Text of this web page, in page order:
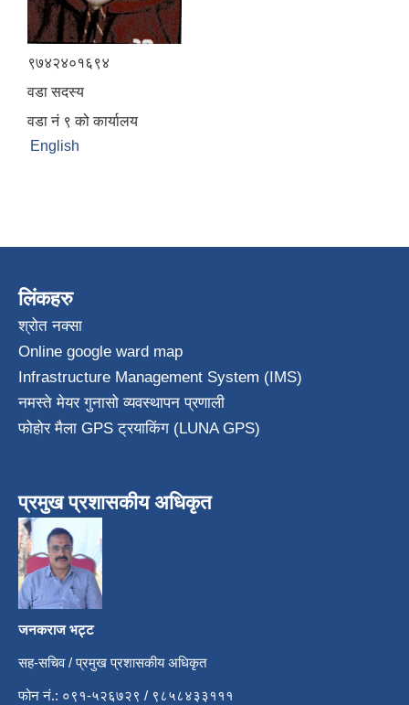
९७४२४०१६९४
वडा सदस्य
वडा नं ९ को कार्यालय
English
लिंकहरु
श्रोत नक्सा
Online google ward map
Infrastructure Management System (IMS)
नमस्ते मेयर गुनासो व्यवस्थापन प्रणाली
फोहोर मैला GPS ट्रयाकिंग (LUNA GPS)
प्रमुख प्रशासकीय अधिकृत
जनकराज भट्ट
सह-सचिव / प्रमुख प्रशासकीय अधिकृत
फोन नं.: ०९१-५२६७२९ / ९८५८४३३१११